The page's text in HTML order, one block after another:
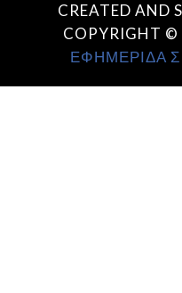
CREATED AND
COPYRIGHT ©
ΕΦΗΜΕΡΙΔΑ